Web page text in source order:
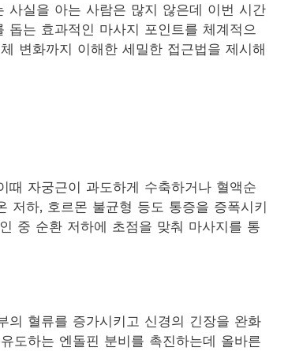
사실을 아는 사람은 많지 않은데 이번 시간
는 효과적인 마사지 포인트를 체계적으
변화까지 이해한 세밀한 접근법을 제시해
자궁근이 과도하게 수축하거나 혈액순
저하, 호르몬 불균형 등도 통증을 증폭시키
중 순환 저하에 초점을 맞춰 마사지를 통
의 혈류를 증가시키고 신경의 긴장을 완화
도하는 엔돌핀 분비를 촉진하는데 올바른